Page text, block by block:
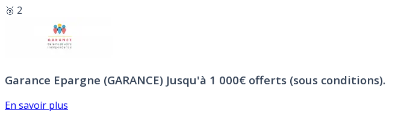
🥈 2
Garance Epargne (GARANCE) Jusqu'à 1 000€ offerts (sous conditions).
En savoir plus